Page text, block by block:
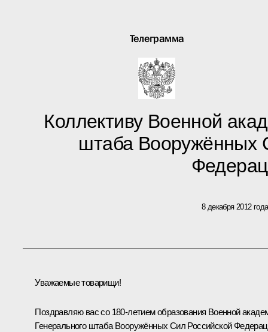
Телеграмма
Коллективу Военной
штаба Вооружённых
8 декабря 2012 года
Уважаемые товарищи!
Поздравляю вас со 180-летием образования Военной
Генерального штаба Вооружённых Сил Российской